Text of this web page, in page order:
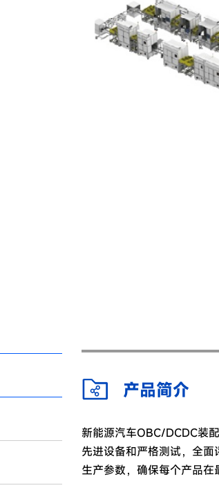
产品简介
新能源汽车OBC/DCDC装
先进设备和严格测试，全
生产参数，确保每个产品在